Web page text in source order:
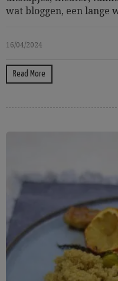
wat bloggen, een lange
16/04/2024
Read More